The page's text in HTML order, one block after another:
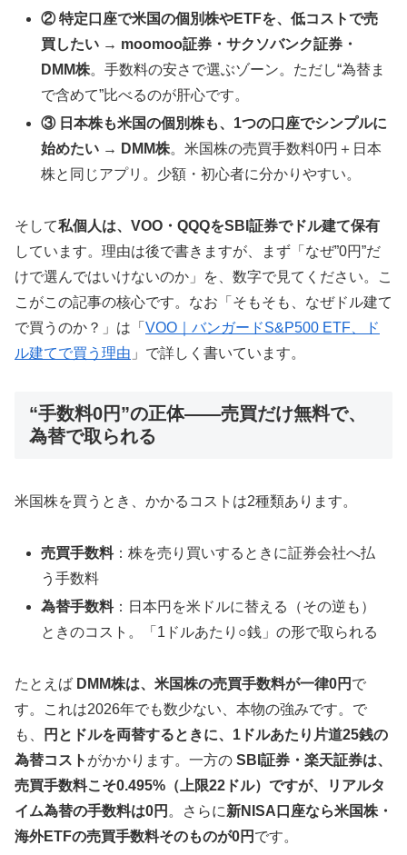
② 特定口座で米国の個別株やETFを、低コストで売
買したい → moomoo証券・サクソバンク証券・
DMM株。手数料の安さで選ぶゾーン。ただし“為替ま
で含めて”比べるのが肝心です。
③ 日本株も米国の個別株も、1つの口座でシンプルに
始めたい → DMM株。米国株の売買手数料0円＋日本
株と同じアプリ。少額・初心者に分かりやすい。
そして私個人は、VOO・QQQをSBI証券でドル建て保有
しています。理由は後で書きますが、まず「なぜ”0円”だ
けで選んではいけないのか」を、数字で見てください。こ
こがこの記事の核心です。なお「そもそも、なぜドル建て
で買うのか？」は「 VOO｜バンガードS&P500 ETF、ド
ル建てで買う理由 」で詳しく書いています。
“手数料0円”の正体——売買だけ無料で、
為替で取られる
米国株を買うとき、かかるコストは2種類あります。
売買手数料：株を売り買いするときに証券会社へ払
う手数料
為替手数料：日本円を米ドルに替える（その逆も）
ときのコスト。「1ドルあたり○銭」の形で取られる
たとえば DMM株は、米国株の売買手数料が一律0円 で
す。これは2026年でも数少ない、本物の強みです。で
も、
円とドルを両替するときに、1ドルあたり片道25銭の
為替コスト がかかります。一方の SBI証券・楽天証券は、
売買手数料こそ0.495%（上限22ドル）ですが、リアルタ
イム為替の手数料は0円 。さらに新NISA口座なら米国株・
海外ETFの売買手数料そのものが0円 です。